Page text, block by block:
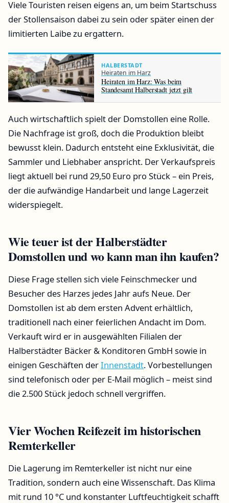
Viele Touristen reisen eigens an, um beim Startschuss
der Stollensaison dabei zu sein oder später einen der
limitierten Laibe zu ergattern.
HALBERSTADT
Heiraten im Harz
Heiraten im Harz: Was beim
Standesamt Halberstadt jetzt gilt
Auch wirtschaftlich spielt der Domstollen eine Rolle.
Die Nachfrage ist groß, doch die Produktion bleibt
bewusst klein. Dadurch entsteht eine Exklusivität, die
Sammler und Liebhaber anspricht. Der Verkaufspreis
liegt aktuell bei rund 29,50 Euro pro Stück – ein Preis,
der die aufwändige Handarbeit und lange Lagerzeit
widerspiegelt.
Wie teuer ist der Halberstädter
Domstollen und wo kann man ihn kaufen?
Diese Frage stellen sich viele Feinschmecker und
Besucher des Harzes jedes Jahr aufs Neue. Der
Domstollen ist ab dem ersten Advent erhältlich,
traditionell nach einer feierlichen Andacht im Dom.
Verkauft wird er in ausgewählten Filialen der
Halberstädter Bäcker & Konditoren GmbH sowie in
einigen Geschäften derInnenstadt. Vorbestellungen
sind telefonisch oder per E-Mail möglich – meist sind
die 2.500 Stück jedoch schnell vergriffen.
Vier Wochen Reifezeit im historischen
Remterkeller
Die Lagerung im Remterkeller ist nicht nur eine
Tradition, sondern auch eine Wissenschaft. Das Klima
mit rund 10 °C und konstanter Luftfeuchtigkeit schafft